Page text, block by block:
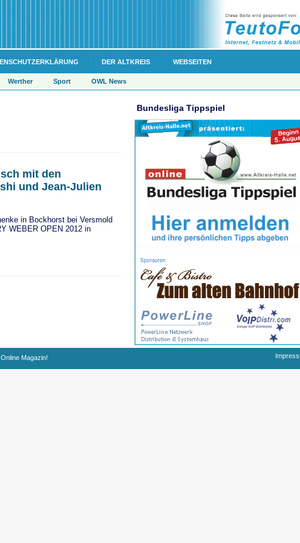
DER ALTKREIS WEBSEITEN
Werther Sport OWL News
mit den
und Jean-Julien
in Bockhorst bei Versmold
WEBER OPEN 2012 in
Bundesliga Tippspiel
Magazin!